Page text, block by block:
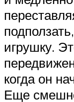
игрушку.
когда он
Еще